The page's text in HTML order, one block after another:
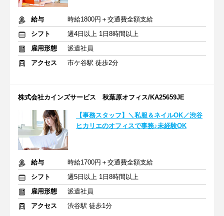
給与
時給1800円＋交通費全額支給
シフト
週4日以上 1日8時間以上
雇用形態
派遣社員
アクセス
市ケ谷駅 徒歩2分
株式会社カインズサービス 秋葉原オフィス/KA25659JE
【事務スタッフ】＼私服＆ネイルOK／渋谷
ヒカリエのオフィスで事務♪未経験OK
給与
時給1700円＋交通費全額支給
シフト
週5日以上 1日8時間以上
雇用形態
派遣社員
アクセス
渋谷駅 徒歩1分